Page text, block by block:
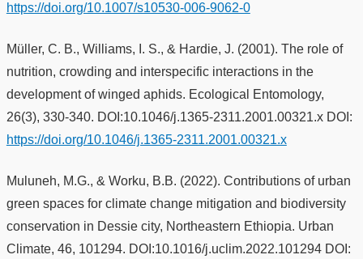
https://doi.org/10.1007/s10530-006-9062-0
Müller, C. B., Williams, I. S., & Hardie, J. (2001). The role of
nutrition, crowding and interspecific interactions in the
development of winged aphids. Ecological Entomology,
26(3), 330-340. DOI:10.1046/j.1365-2311.2001.00321.x DOI:
https://doi.org/10.1046/j.1365-2311.2001.00321.x
Muluneh, M.G., & Worku, B.B. (2022). Contributions of urban
green spaces for climate change mitigation and biodiversity
conservation in Dessie city, Northeastern Ethiopia. Urban
Climate, 46, 101294. DOI:10.1016/j.uclim.2022.101294 DOI: